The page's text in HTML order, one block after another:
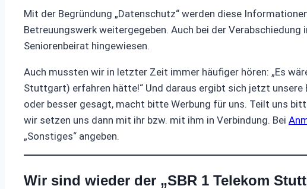
Mit der Begründung „Datenschutz“ werden diese
Betreuungswerk weitergegeben. Auch bei der
Seniorenbeirat hingewiesen.
Auch mussten wir in letzter Zeit immer häufiger hören: „Es
Stuttgart) erfahren hätte!“ Und daraus ergibt sich jetzt unsere
oder besser gesagt, macht bitte Werbung für uns. Teilt uns
wir setzen uns dann mit ihr bzw. mit ihm in Verbindung. Bei
„Sonstiges“ angeben.
Wir sind wieder der „SBR 1 Telekom